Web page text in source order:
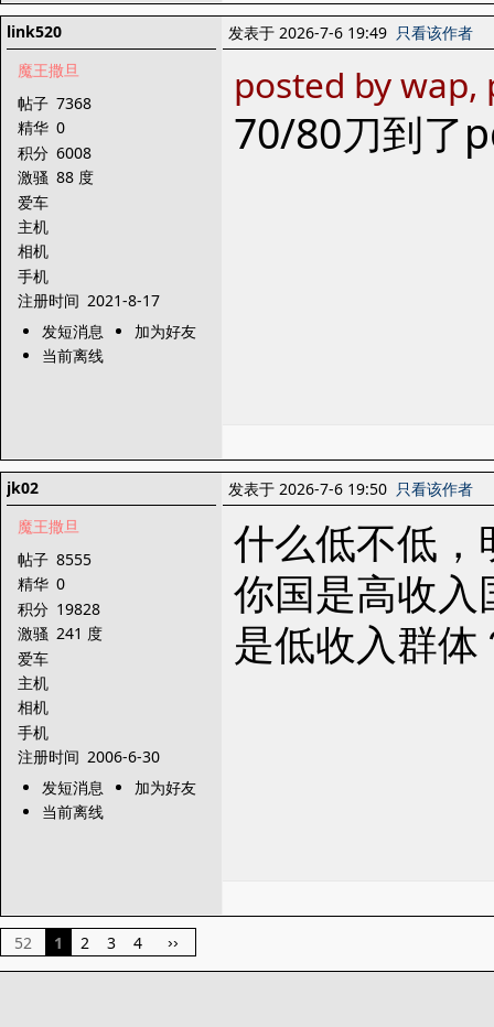
link520
魔王撒旦
帖子 7368
精华 0
积分 6008
激骚 88 度
爱车
主机
相机
手机
注册时间 2021-8-17
发短消息
加为好友
当前离线
发表于 2026-7-6 19:49 只看该作者
posted by
70/80刀到了
jk02
魔王撒旦
帖子 8555
精华 0
积分 19828
激骚 241 度
爱车
主机
相机
手机
注册时间 2006-6-30
发短消息
加为好友
当前离线
发表于 2026-7-6 19:50 只看该作者
什么低不低，
你国是高收
是低收入群体
52 1 2 3 4 ››